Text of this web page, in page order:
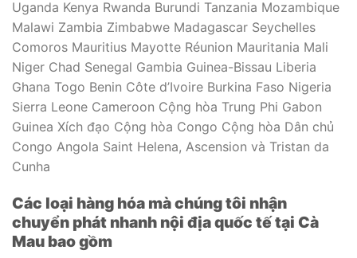
Uganda Kenya Rwanda Burundi Tanzania Mozambique
Malawi Zambia Zimbabwe Madagascar Seychelles
Comoros Mauritius Mayotte Réunion Mauritania Mali
Niger Chad Senegal Gambia Guinea-Bissau Liberia
Ghana Togo Benin Côte d’Ivoire Burkina Faso Nigeria
Sierra Leone Cameroon Cộng hòa Trung Phi Gabon
Guinea Xích đạo Cộng hòa Congo Cộng hòa Dân chủ
Congo Angola Saint Helena, Ascension và Tristan da
Cunha
Các loại hàng hóa mà chúng tôi nhận
chuyển phát nhanh nội địa quốc tế tại Cà
Mau bao gồm